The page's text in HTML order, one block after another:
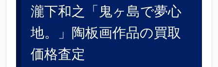
瀧下和之「鬼ヶ島で夢心
地。」陶板画作品の買取
価格査定